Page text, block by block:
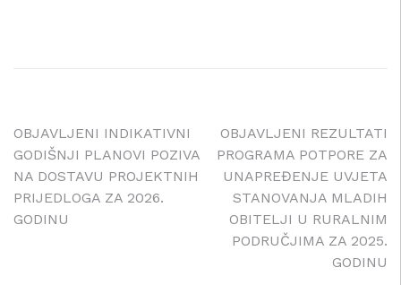
Navigacija
objava
OBJAVLJENI INDIKATIVNI
GODIŠNJI PLANOVI POZIVA
NA DOSTAVU PROJEKTNIH
PRIJEDLOGA ZA 2026.
GODINU
OBJAVLJENI REZULTATI
PROGRAMA POTPORE ZA
UNAPREĐENJE UVJETA
STANOVANJA MLADIH
OBITELJI U RURALNIM
PODRUČJIMA ZA 2025.
GODINU